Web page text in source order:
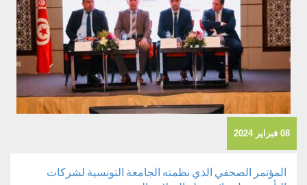
08 فبراير 2024
المؤتمر الصحفي الذي نظمته الجامعة التونسية لشركات